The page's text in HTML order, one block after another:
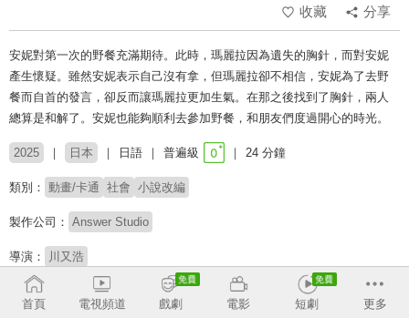
收藏
分享
安妮對第一次的野餐充滿期待。此時，瑪麗拉因為遺失的胸針，而對安妮
產生懷疑。雖然安妮表示自己沒有拿，但瑪麗拉卻不相信，安妮為了去野
餐而自首的發言，卻反而讓瑪麗拉更加生氣。在那之後找到了胸針，兩人
總算是和解了。安妮也能夠順利去參加野餐，和朋友們度過開心的時光。
2025 日本 日語 普遍級 24 分鐘
類別： 動畫/卡通 社會 小說改編
製作公司： Answer Studio
導演： 川又浩
配音： 井上穗乃 中村綾 松本保典 宮瀨尚也 宮本侑芽 太田光
首頁
電視頻道 戲劇 電影 短劇 更多